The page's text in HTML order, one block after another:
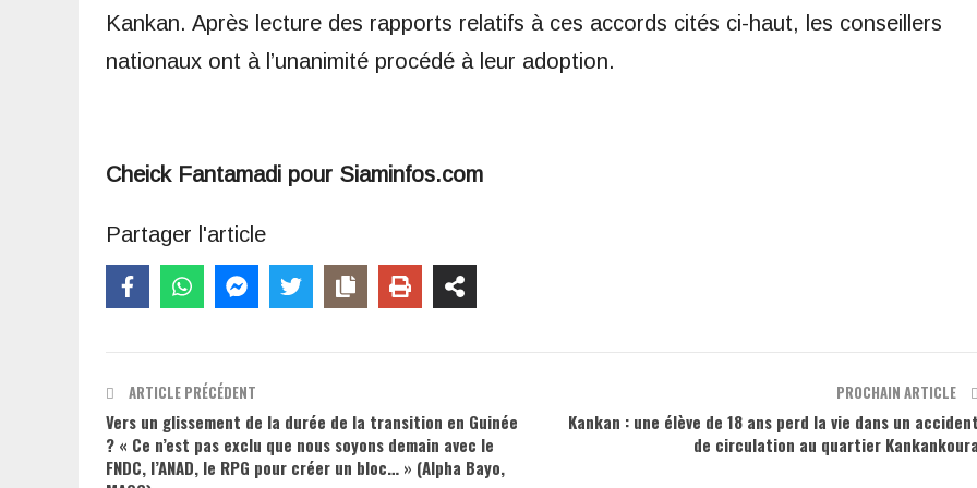
Kankan. Après lecture des rapports relatifs à ces accords cités ci-haut, les conseillers
nationaux ont à l’unanimité procédé à leur adoption.
Cheick Fantamadi pour Siaminfos.com
Partager l'article
ARTICLE PRÉCÉDENT
Vers un glissement de la durée de la transition en Guinée
? « Ce n’est pas exclu que nous soyons demain avec le
FNDC, l’ANAD, le RPG pour créer un bloc… » (Alpha Bayo,
PROCHAIN ARTICLE
Kankan : une élève de 18 ans perd la vie dans un
de circulation au quartier